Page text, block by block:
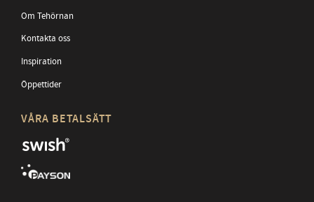
Om Tehörnan
Kontakta oss
Inspiration
Öppettider
VÅRA BETALSÄTT